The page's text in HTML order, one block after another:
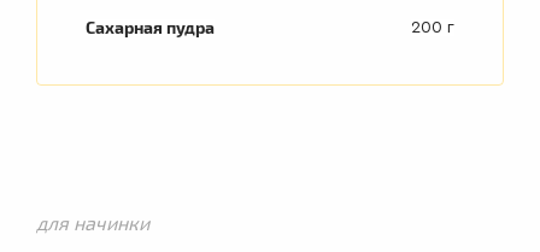
Сахарная пудра 200 г
для начинки